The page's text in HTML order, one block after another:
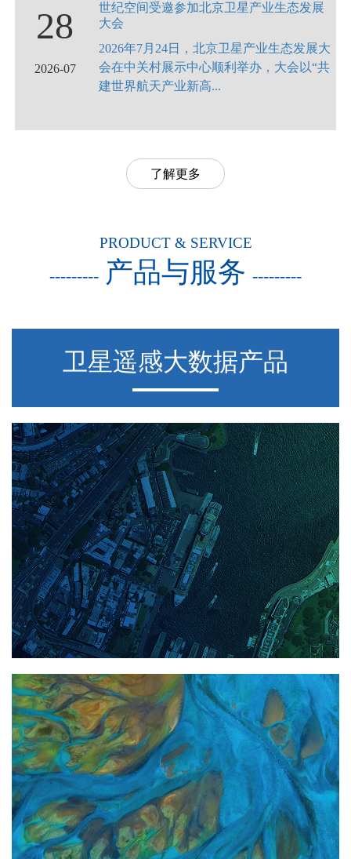
28
2026-07
世纪空间受邀参加北京卫星产业生态发展
大会
2026年7月24日，北京卫星产业生态发展大
会在中关村展示中心顺利举办，大会以“共
建世界航天产业新高...
了解更多
PRODUCT & SERVICE
--------- 产品与服务 ---------
卫星遥感大数据产品